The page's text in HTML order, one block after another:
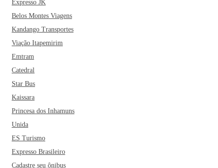
Expresso JK
Belos Montes Viagens
Kandango Transportes
Viação Itapemirim
Emtram
Catedral
Star Bus
Kaissara
Princesa dos Inhamuns
Unida
ES Turismo
Expresso Brasileiro
Cadastre seu ônibus